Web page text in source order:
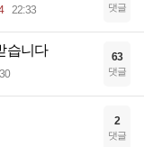
22:33 댓글
습니다 63
댓글
2
댓글